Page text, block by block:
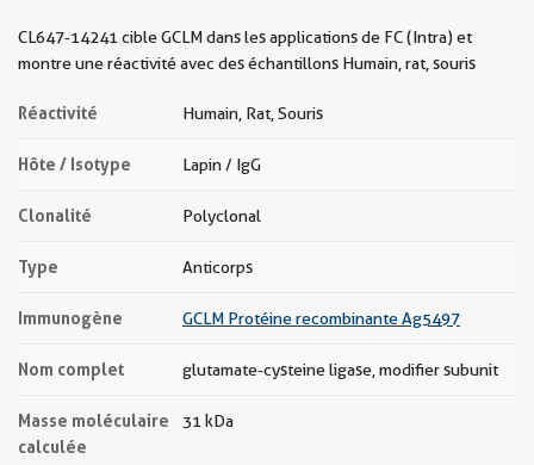
CL647-14241 cible GCLM dans les applications de FC (Intra) et
montre une réactivité avec des échantillons Humain, rat, souris
Réactivité Humain, Rat, Souris
Hôte / Isotype Lapin / IgG
Clonalité Polyclonal
Type Anticorps
Immunogène GCLM Protéine recombinante Ag5497
Nom complet glutamate-cysteine ligase, modifier subunit
Masse moléculaire
calculée
31 kDa